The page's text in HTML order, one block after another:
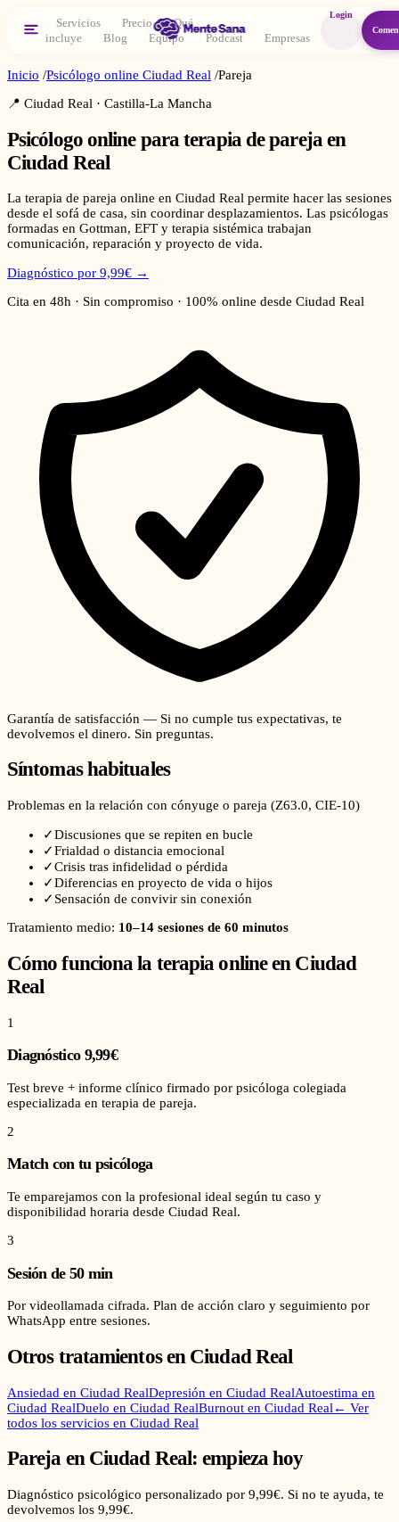
Servicios Precio
Qué
incluye
Blog Equipo Podcast Empresas
Login
Inicio /Psicólogo online Ciudad Real /Pareja
📍 Ciudad Real · Castilla-La Mancha
Psicólogo online paraterapia de parejaen
Ciudad Real
La terapia de pareja online en Ciudad Real permite hacer las sesiones
desde el sofá de casa, sin coordinar desplazamientos. Las psicólogas
formadas en Gottman, EFT y terapia sistémica trabajan
comunicación, reparación y proyecto de vida.
Diagnóstico por 9,99€ →
Cita en 48h · Sin compromiso · 100% online desde Ciudad Real
Garantía de satisfacción — Si no cumple tus expectativas, te
devolvemos el dinero. Sin preguntas.
Síntomas habituales
Problemas en la relación con cónyuge o pareja (Z63.0, CIE-10)
✓Discusiones que se repiten en bucle
✓Frialdad o distancia emocional
✓Crisis tras infidelidad o pérdida
✓Diferencias en proyecto de vida o hijos
✓ Sensación de convivir sin conexión
Tratamiento medio: 10–14 sesiones de 60 minutos
Cómo funciona la terapia online en Ciudad
Real
1
Diagnóstico 9,99€
Test breve + informe clínico firmado por psicóloga colegiada
especializada en terapia de pareja.
2
Match con tu psicóloga
Te emparejamos con la profesional ideal según tu caso y
disponibilidad horaria desde Ciudad Real.
3
Sesión de 50 min
Por videollamada cifrada. Plan de acción claro y seguimiento por
WhatsApp entre sesiones.
Otros tratamientos en Ciudad Real
Ansiedad en Ciudad RealDepresión en Ciudad RealAutoestima en
Ciudad RealDuelo en Ciudad RealBurnout en Ciudad Real ← Ver
todos los servicios en Ciudad Real
Parejaen Ciudad Real: empieza hoy
Diagnóstico psicológico personalizado por 9,99€. Si no te ayuda, te
devolvemos los 9,99€.